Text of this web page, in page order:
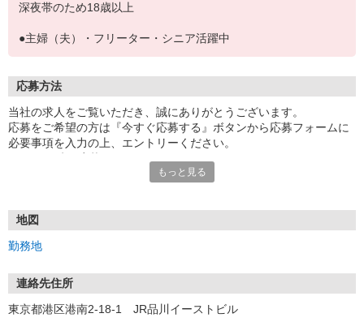
深夜帯のため18歳以上
●主婦（夫）・フリーター・シニア活躍中
応募方法
当社の求人をご覧いただき、誠にありがとうございます。
応募をご希望の方は『今すぐ応募する』ボタンから応募フォームに
必要事項を入力の上、エントリーください。
号」など
もっと見る
地図
勤務地
連絡先住所
東京都港区港南2-18-1 JR品川イーストビル